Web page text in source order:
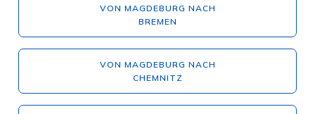
VON MAGDEBURG NACH
BREMEN
VON MAGDEBURG NACH
CHEMNITZ